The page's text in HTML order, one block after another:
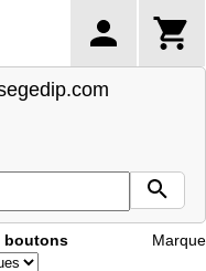
boutons Marque